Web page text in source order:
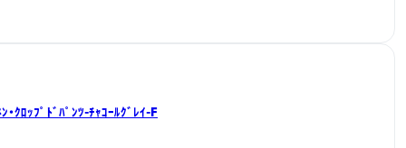
・ｸﾛｯﾌﾟﾄﾞﾊﾟﾝﾂ-ﾁｬｺｰﾙｸﾞﾚｲ-F